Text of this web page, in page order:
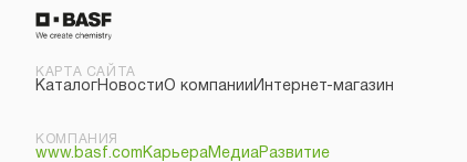
КАРТА САЙТА
КаталогНовостиО компании Интернет-магазин
КОМПАНИЯ
www.basf.com КарьераМедиаРазвитие